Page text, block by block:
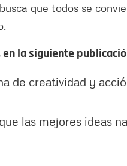
que todos se
la siguiente
de creatividad y
las mejores ideas